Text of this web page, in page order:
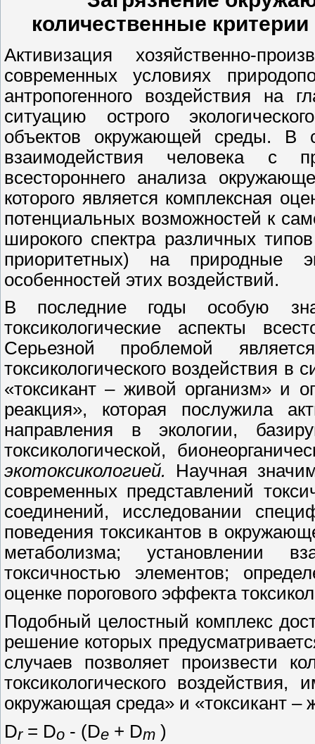
количественные
Активизация хозяйственно-
современных условиях
антропогенного воздействия на
ситуацию острого
объектов окружающей среды. В
взаимодействия человека с
всестороннего анализа
которого является комплексная
потенциальных возможностей к
широкого спектра различных
приоритетных) на природные
особенностей этих воздействий.
В последние годы особую
токсикологические аспекты
Серьезной проблемой
токсикологического воздействия
«токсикант – живой организм» и
реакция», которая послужила
направления в экологии,
токсикологической,
экотоксикологией.
Научная
современных представлений
соединений, исследовании
поведения токсикантов в
метаболизма; установлении
токсичностью элементов;
оценке порогового эффекта
Подобный целостный комплекс
решение которых
случаев позволяет произвести
токсикологического
окружающая среда» и «токсикант –
Dr= Do - (De + Dm )